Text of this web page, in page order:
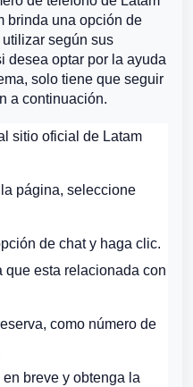
brinda una opción de
según sus
desea optar por la ayuda
solo tiene que seguir
a continuación.
sitio oficial de Latam
página, seleccione
de chat y haga clic.
que esta relacionada con
como número de
breve y obtenga la